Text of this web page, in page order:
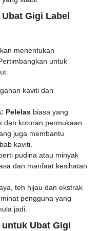
Gigi Label
menentukan
untuk
kaviti dan
Pelelas biasa yang
dan kotoran permukaan.
juga membantu
kaviti.
pudina atau minyak
dan manfaat kesihatan
teh hijau dan ekstrak
pengguna yang
jadi.
Ubat Gigi